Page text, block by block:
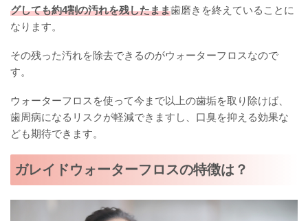
グしても約4割の汚れを残したまま歯磨きを終えていることに
なります。
その残った汚れを除去できるのがウォーターフロスなので
す。
ウォーターフロスを使って今まで以上の歯垢を取り除けば、
歯周病になるリスクが軽減できますし、口臭を抑える効果な
ども期待できます。
ガレイドウォーターフロスの特徴は？